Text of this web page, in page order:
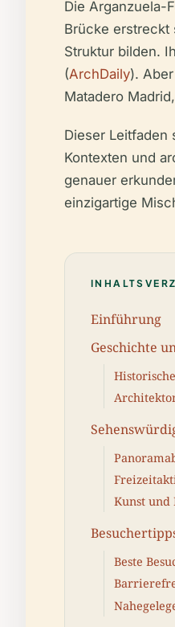
Die Arganzuela-
Brücke erstreckt
Struktur bilden.
(ArchDaily).
Matadero
Dieser Leitfaden
Kontexten und
genauer
einzigartige
Einführung
Geschichte
Kunst und
Beste